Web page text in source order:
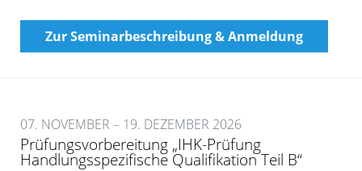
Zur Seminarbeschreibung & Anmeldung
07. NOVEMBER – 19. DEZEMBER 2026
Prüfungsvorbereitung „IHK-Prüfung
Handlungsspezifische Qualifikation Teil B“